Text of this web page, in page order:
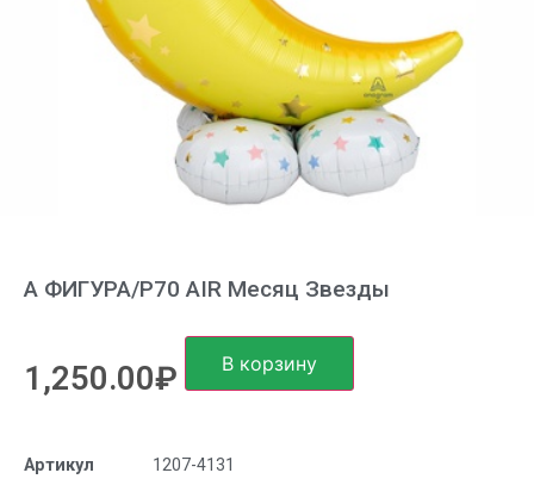
А ФИГУРА/P70 AIR Месяц Звезды
1,250.00₽ В корзину
Артикул
1207-4131